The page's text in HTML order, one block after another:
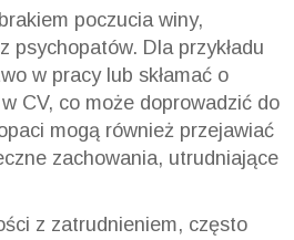
poczucia winy,
psychopatów. Dla przykładu
w pracy lub skłamać o
CV, co może doprowadzić do
mogą również przejawiać
zachowania, utrudniające
z zatrudnieniem, często